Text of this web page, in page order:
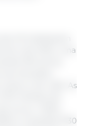
UE totalizaram
de 2025, uma
15% acima
elevados
e do café. As
milhões de
euros, +32%),
e Austrália (330